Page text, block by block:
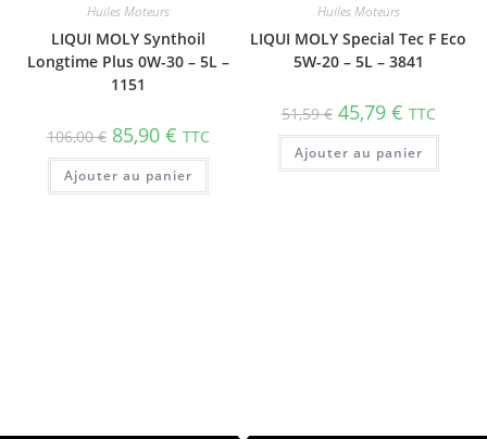
Huiles Moteurs
LIQUI MOLY Synthoil
Longtime Plus 0W-30 – 5L –
1151
106,00€ 85,90€ TTC
Ajouter au panier
Huiles Moteurs
LIQUI MOLY Special Tec F Eco
5W-20 – 5L – 3841
51,59€ 45,79 € TTC
Ajouter au panier